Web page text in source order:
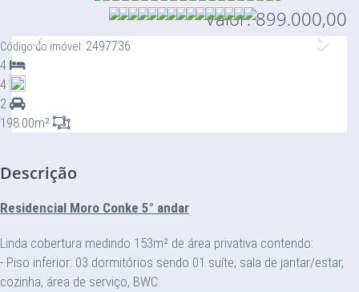
Valor: 899.000,00
Anterior
Código do imóvel: 2497736
4
4
2
198.00m²
Descrição
Residencial Moro Conke 5° andar
Linda cobertura medindo 153m² de área privativa contendo:
- Piso inferior: 03 dormitórios sendo 01 suíte, sala de jantar/estar,
cozinha, área de serviço, BWC.